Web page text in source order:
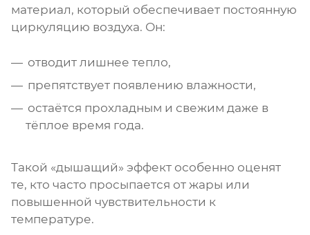
материал, который обеспечивает постоянную
циркуляцию воздуха. Он:
отводит лишнее тепло,
препятствует появлению влажности,
остаётся прохладным и свежим даже в
тёплое время года.
Такой «дышащий» эффект особенно оценят
те, кто часто просыпается от жары или
повышенной чувствительности к
температуре.